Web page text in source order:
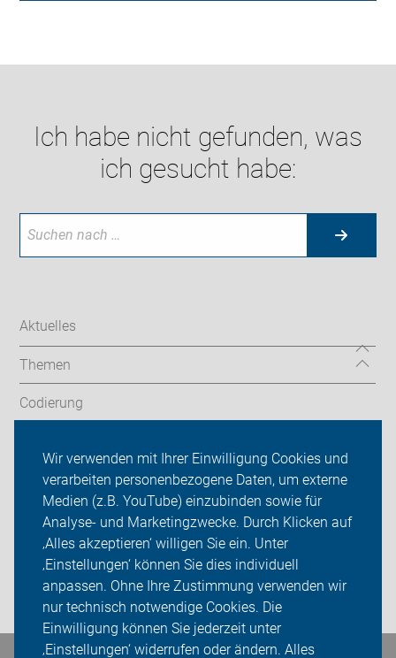
Wir verwenden mit Ihrer Einwilligung Cookies und
verarbeiten personenbezogene Daten, um externe
Medien (z.B. YouTube) einzubinden sowie für
Analyse- und Marketingzwecke. Durch Klicken auf
‚Alles akzeptieren‘ willigen Sie ein. Unter
‚Einstellungen‘ können Sie dies individuell
anpassen. Ohne Ihre Zustimmung verwenden wir
nur technisch notwendige Cookies. Die
Einwilligung können Sie jederzeit unter
‚Einstellungen‘ widerrufen oder ändern. Alles
Ich habe nicht gefunden, was
ich gesucht habe:
Aktuelles
Themen
Codierung
ADFC Oldenburg
Sei dabei
Presse
Login